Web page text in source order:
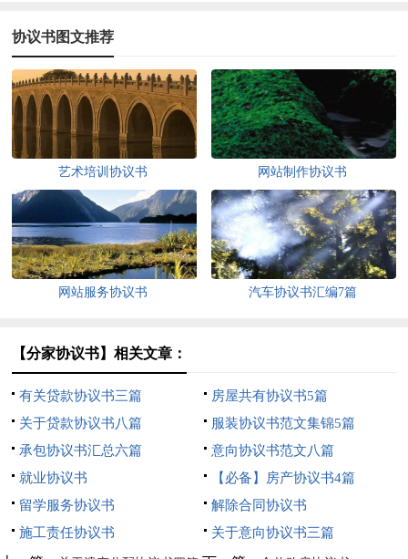
协议书图文推荐
艺术培训协议书 网站制作协议书
网站服务协议书 汽车协议书汇编7篇
【分家协议书】相关文章：
有关贷款协议书三篇
房屋共有协议书5篇
关于贷款协议书八篇
服装协议书范文集锦5篇
承包协议书汇总六篇
意向协议书范文八篇
就业协议书
【必备】房产协议书4篇
留学服务协议书
解除合同协议书
施工责任协议书
关于意向协议书三篇